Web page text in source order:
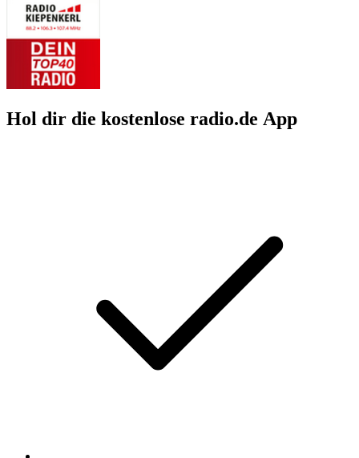
Hol dir die kostenlose radio.de App